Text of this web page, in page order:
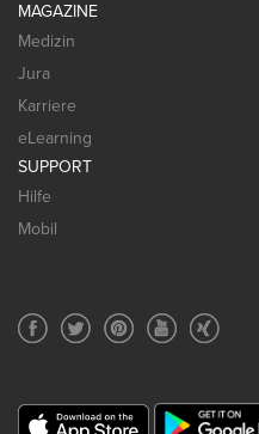
MAGAZINE
Medizin
Jura
Karriere
eLearning
SUPPORT
Hilfe
Mobil